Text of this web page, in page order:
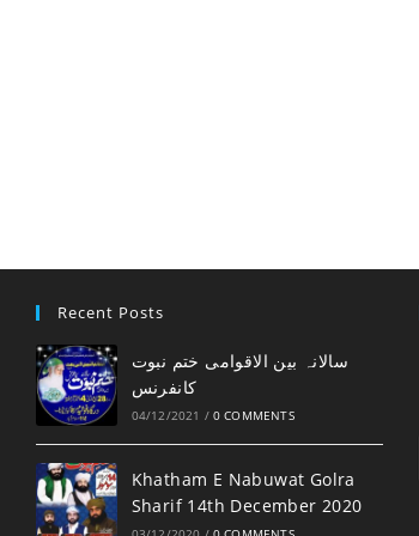
Recent Posts
کانفرنس
04/12/2021 / 0 COMMENTS
Khatham E Nabuwat Golra
Sharif 14th December 2020